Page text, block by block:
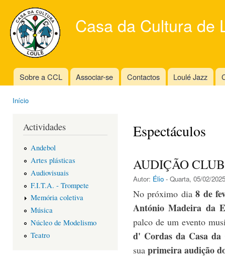
Casa da Cultura de
Main menu
Sobre a CCL Associar-se Contactos Loulé Jazz
Início
Actividades
Andebol
Artes plásticas
Audiovisuais
F.I.T.A. - Trompete
Memória coletiva
Música
Núcleo de Modelismo
Teatro
Espectáculos
AUDIÇÃO
Autor: Élio - Quarta, 05/02/
No próximo dia8 de
António Madeira da
palco de um evento
d' Cordas da Casa
sua primeira audição